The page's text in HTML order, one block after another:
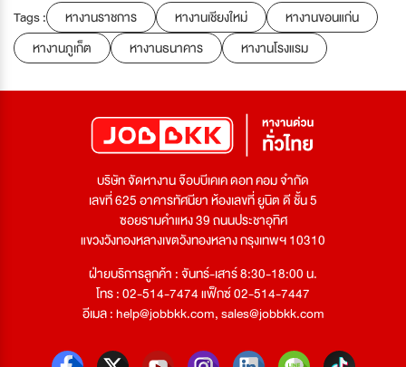
Tags : หางานราชการ หางานเชียงใหม่
หางานขอนแก่น
หางานภูเก็ต
หางานธนาคาร หางานโรงแรม
บริษัท จัดหางาน จ๊อบบีเคเค ดอท คอม จำกัด
เลขที่ 625 อาคารทัศนียา ห้องเลขที่ ยูนิต ดี ชั้น 5
ซอยรามคำแหง 39 ถนนประชาอุทิศ
แขวงวังทองหลางเขตวังทองหลาง กรุงเทพฯ 10310
ฝ่ายบริการลูกค้า : จันทร์-เสาร์ 8:30-18:00 น.
โทร : 02-514-7474 แฟ็กซ์ 02-514-7447
อีเมล :help@jobbkk.com,sales@jobbkk.com